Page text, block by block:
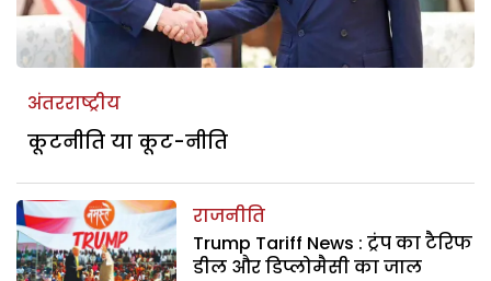
अंतरराष्ट्रीय
कूटनीति या कूट-नीति
राजनीति
Trump Tariff News : ट्रंप का टैरिफ
डील और डिप्लोमैसी का जाल